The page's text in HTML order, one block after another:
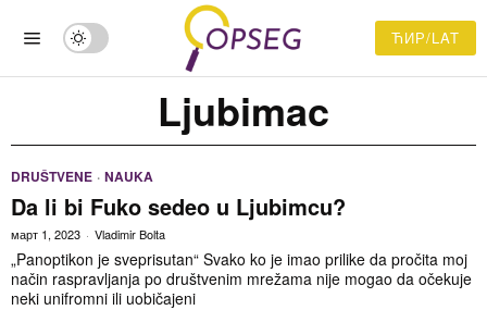
ЋИР/LAT
Ljubimac
DRUŠTVENE · NAUKA
Da li bi Fuko sedeo u Ljubimcu?
март 1, 2023 Vladimir Bolta
„Panoptikon je sveprisutan“ Svako ko je imao prilike da pročita moj
način raspravljanja po društvenim mrežama nije mogao da očekuje
neki unifromni ili uobičajeni